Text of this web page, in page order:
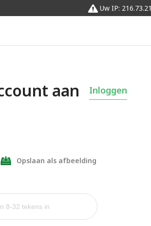
Uw IP:
aan Inloggen
Opslaan als afbeelding